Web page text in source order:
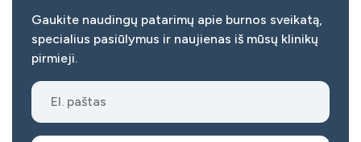
Gaukite naudingų patarimų apie burnos sveikatą,
specialius pasiūlymus ir naujienas iš mūsų klinikų
pirmieji.